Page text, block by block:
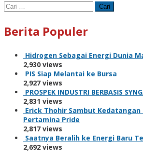
Cari
untuk:
Berita Populer
Hidrogen Sebagai Energi Dunia
2,930 views
PIS Siap Melantai ke Bursa
2,927 views
PROSPEK INDUSTRI BERBASIS
2,831 views
Erick Thohir Sambut Kedatangan
Pertamina Pride
2,817 views
Saatnya Beralih ke Energi Baru
2,692 views